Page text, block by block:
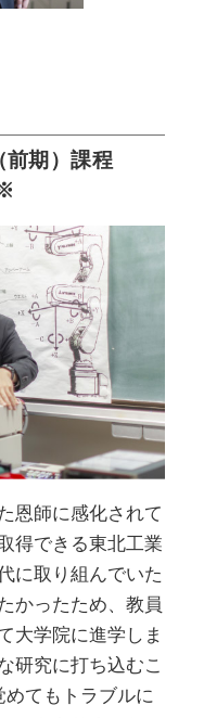
前期）課程
恩師に感化されて
得できる東北工業
に取り組んでいた
かったため、教員
大学院に進学しま
研究に打ち込むこ
てもトラブルに